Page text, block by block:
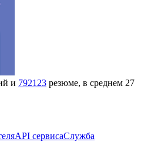
и 792123 резюме, в среднем 27
API сервисаСлужба